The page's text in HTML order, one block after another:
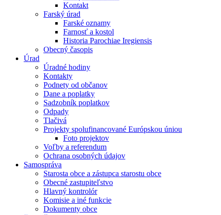
Kontakt
Farský úrad
Farské oznamy
Farnosť a kostol
Historia Parochiae Iregiensis
Obecný časopis
Úrad
Úradné hodiny
Kontakty
Podnety od občanov
Dane a poplatky
Sadzobník poplatkov
Odpady
Tlačivá
Projekty spolufinancované Európskou úniou
Foto projektov
Voľby a referendum
Ochrana osobných údajov
Samospráva
Starosta obce a zástupca starostu obce
Obecné zastupiteľstvo
Hlavný kontrolór
Komisie a iné funkcie
Dokumenty obce